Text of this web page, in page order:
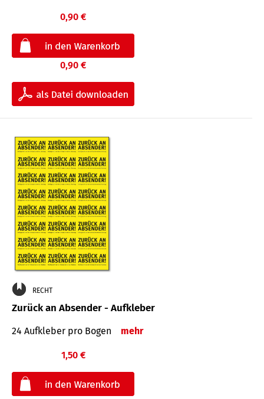
0,90 €
0,90 €
RECHT
Zurück an Absender - Aufkleber
24 Aufkleber pro Bogen mehr
1,50 €